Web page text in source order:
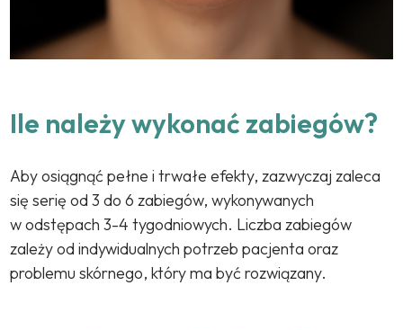
Ile należy wykonać zabiegów?
Aby osiągnąć pełne i trwałe efekty, zazwyczaj zaleca
się serię od 3 do 6 zabiegów, wykonywanych
w odstępach 3-4 tygodniowych. Liczba zabiegów
zależy od indywidualnych potrzeb pacjenta oraz
problemu skórnego, który ma być rozwiązany.